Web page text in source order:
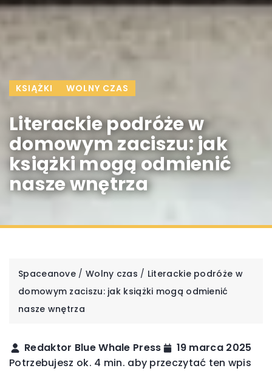
KSIĄŻKI WOLNY CZAS
Literackie podróże w
domowym zaciszu: jak
książki mogą odmienić
nasze wnętrza
Spaceanove / Wolny czas / Literackie podróże w
domowym zaciszu: jak książki mogą odmienić
nasze wnętrza
Redaktor Blue Whale Press
19 marca 2025
Potrzebujesz ok. 4 min. aby przeczytać ten wpis